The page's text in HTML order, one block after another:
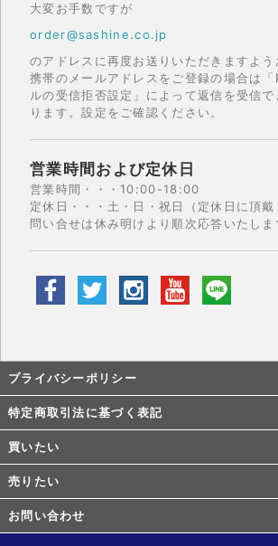
大変お手数ですが
order@sashine.co.jp
のアドレスに再度お送りいただきますよう
携帯のメールアドレスをご登録の場合は「
ルの受信拒否設定」によって返信を受信
ります。設定をご確認ください。
営業時間および定休日
営業時間・・・10:00-18:00
定休日・・・土・日・祝日（定休日に頂
問い合せは休み明けより順次応答いたしま
プライバシーポリシー
特定商取引法に基づく表記
買いたい
売りたい
お問い合わせ